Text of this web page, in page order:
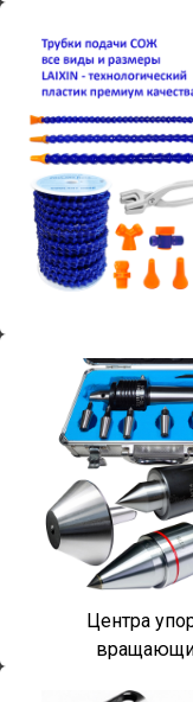
Винты
Центра